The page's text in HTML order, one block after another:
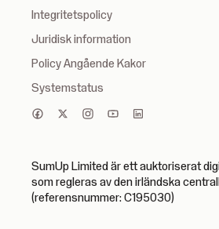
Integritetspolicy
Juridisk information
Policy Angående Kakor
Systemstatus
SumUp Limited är ett auktoriserat
som regleras av den irländska
(referensnummer: C195030)